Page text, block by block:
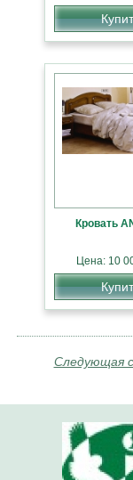
Кровать
Цена: 10
Следующая